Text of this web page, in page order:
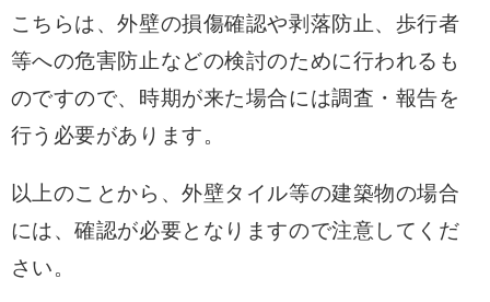
こちらは、外壁の損傷確認や剥落防止、歩行者
等への危害防止などの検討のために行われるも
のですので、時期が来た場合には調査・報告を
行う必要があります。
以上のことから、外壁タイル等の建築物の場合
には、確認が必要となりますので注意してくだ
さい。